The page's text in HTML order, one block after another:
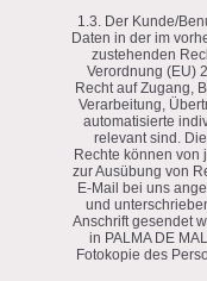
1.3. Der Kunde/
Daten in der im
zustehenden
Verordnung (EU)
Recht auf Zugang,
Verarbeitung,
automatisierte
relevant sind.
Rechte können von
zur Ausübung von
E-Mail bei uns
und
Anschrift gesendet
in PALMA DE
Fotokopie des